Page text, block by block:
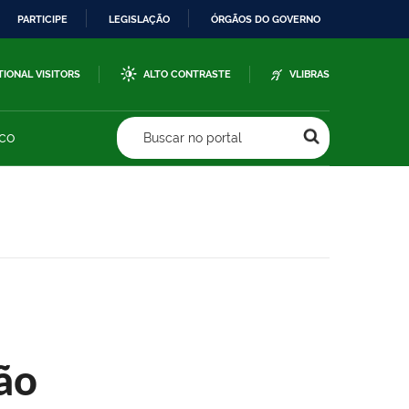
PARTICIPE LEGISLAÇÃO ÓRGÃOS DO GOVERNO
VISITORS ALTO CONTRASTE VLIBRAS
Buscar no portal